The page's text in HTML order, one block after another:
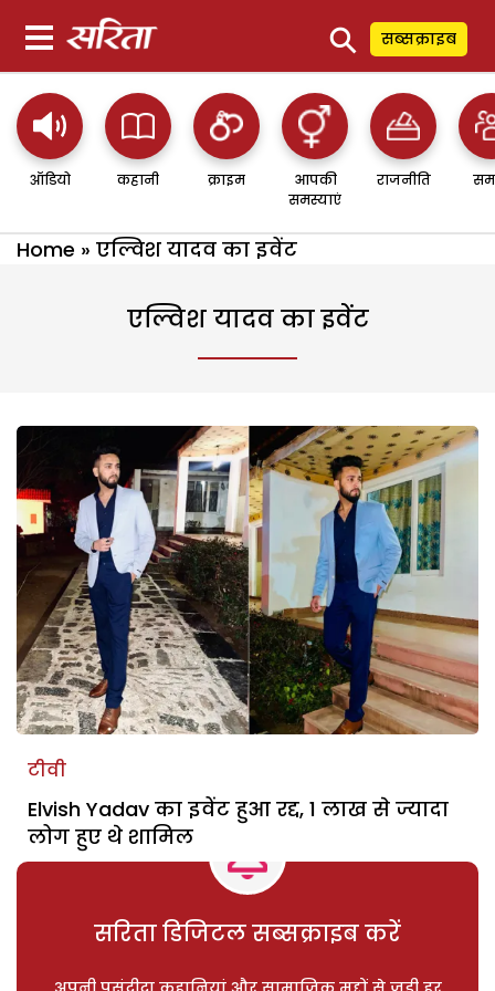
⚲ सब्सक्राइब
ऑडियो कहानी क्राइम
आपकी
समस्याएं
राजनीति
Home » एल्विश यादव का इवेंट
एल्विश यादव का इवेंट
टीवी
Elvish Yadav का इवेंट हुआ रद्द, 1 लाख से ज्यादा
लोग हुए थे शामिल
सरिता डिजिटल सब्सक्राइब करें